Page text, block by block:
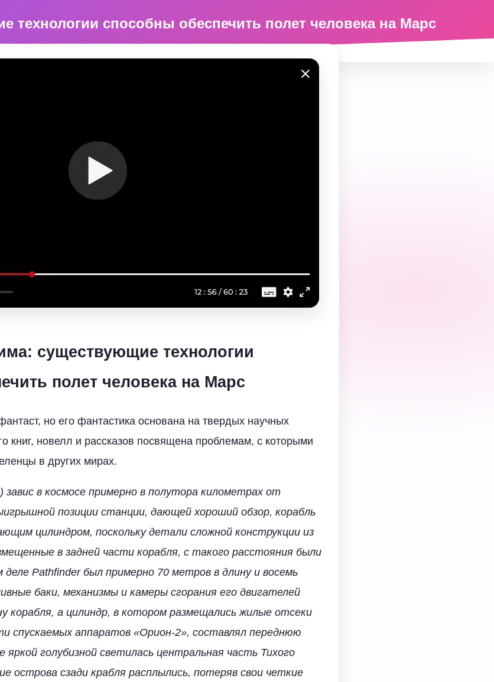
способны обеспечить полет человека на Марс
существующие технологии
полет человека на Марс
но его фантастика основана на твердых научных
книг, новелл и рассказов посвящена проблемам, с которыми
в других мирах.
завис в космосе примерно в полутора километрах от
позиции станции, дающей хороший обзор, корабль
цилиндром, поскольку детали сложной конструкции из
в задней части корабля, с такого расстояния были
Pathfinder был примерно 70 метров в длину и восемь
баки, механизмы и камеры сгорания его двигателей
корабля, а цилиндр, в котором размещались жилые отсеки
спускаемых аппаратов «Орион-2», составлял переднюю
яркой голубизной светилась центральная часть Тихого
острова сзади крабля расплылись, потеряв свои четкие